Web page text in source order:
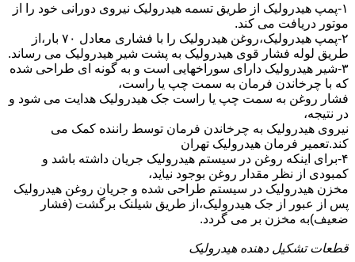
۱-پمپ هیدرولیک از طریق تسمه هیدرولیک نیروی دورانی خود را از
موتور دریافت می کند.
۲-پمپ هیدرولیک،روغن هیدرولیک را با فشاری معادل ۷۰ بار،از
طریق لوله فشار قوی هیدرولیک به پشت شیر هیدرولیک می رساند.
۳-شیر هیدرولیک دارای سوراخهایی است و به گونه ای طراحی شده
که با چرخاندن فرمان به سمت چپ یا راست،
فشار روغن به سمت چپ یا راست جک هیدرولیک هدایت می شود و
در نتیجه،
نیروی هیدرولیک به چرخاندن فرمان توسط راننده کمک می
کند.تعمیر فرمان هیدرولیک تهران
۴-برای اینکه روغن در سیستم هیدرولیک جریان داشته باشد و
کمبودی از نظر مقدار روغن بوجود نیاید،
مخزن هیدرولیک در سیستم طراحی شده و جریان روغن هیدرولیک
پس از عبور از جک هیدرولیک،از طریق شیلنک برگشت (فشار
ضعیف)به مخزن بر می گردد.
قطعات تشکیل دهنده هیدرولیک